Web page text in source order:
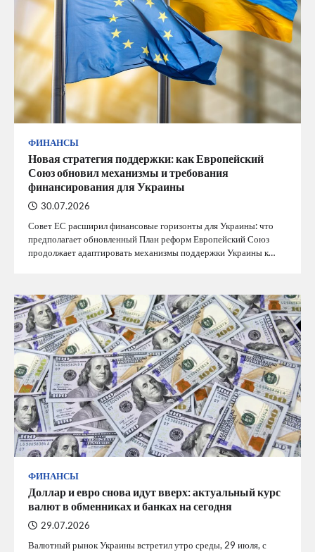
ФИНАНСЫ
Новая стратегия поддержки: как Европейский
Союз обновил механизмы и требования
финансирования для Украины
30.07.2026
Совет ЕС расширил финансовые горизонты для Украины: что
предполагает обновленный План реформ Европейский Союз
продолжает адаптировать механизмы поддержки Украины к…
ФИНАНСЫ
Доллар и евро снова идут вверх: актуальный курс
валют в обменниках и банках на сегодня
29.07.2026
Валютный рынок Украины встретил утро среды, 29 июля, с